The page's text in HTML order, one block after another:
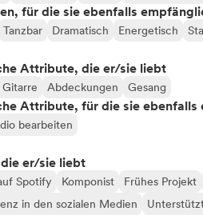
für die sie ebenfalls
Tanzbar Dramatisch Energetisch
Attribute, die er/sie liebt
Abdeckungen Gesang
Attribute, für die sie ebenfalls
bearbeiten
er/sie liebt
Spotify Komponist Frühes Projekt
in den sozialen Medien